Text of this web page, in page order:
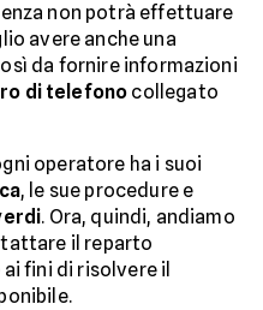
non potrà effettuare
avere anche una
da fornire informazioni
di telefono collegato
operatore ha i suoi
, le sue procedure e
. Ora, quindi, andiamo
il reparto
fini di risolvere il